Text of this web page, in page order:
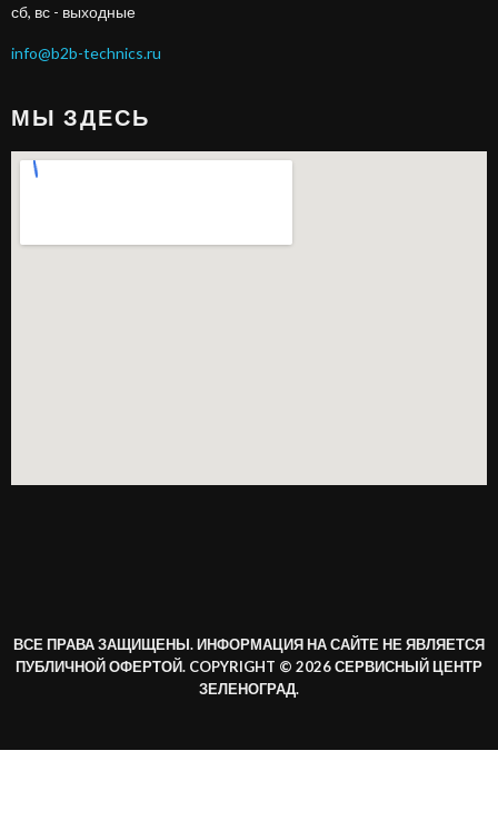
сб, вс - выходные
info@b2b-technics.ru
МЫ ЗДЕСЬ
ВСЕ ПРАВА ЗАЩИЩЕНЫ. ИНФОРМАЦИЯ НА САЙТЕ НЕ ЯВЛЯЕТСЯ
ПУБЛИЧНОЙ ОФЕРТОЙ. COPYRIGHT © 2026 СЕРВИСНЫЙ ЦЕНТР
ЗЕЛЕНОГРАД.